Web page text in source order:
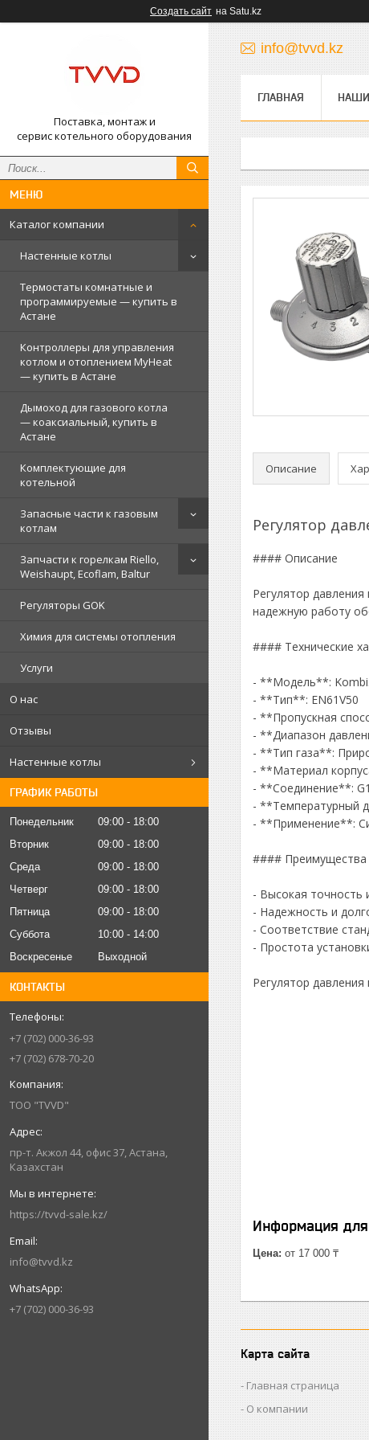
Создать сайт на Satu.kz
Поставка, монтаж и
сервис котельного оборудования
Каталог компании
Настенные котлы
Термостаты комнатные и
программируемые — купить в
Астане
Контроллеры для управления
котлом и отоплением MyHeat
— купить в Астане
Дымоход для газового котла
— коаксиальный, купить в
Астане
Комплектующие для
котельной
Запасные части к газовым
котлам
Запчасти к горелкам Riello,
Weishaupt, Ecoflam, Baltur
Регуляторы GOK
Химия для системы отопления
Услуги
О нас
Отзывы
Настенные котлы
ГРАФИК РАБОТЫ
Понедельник 09:00
18:00
Вторник
09:00
18:00
Среда
09:00
18:00
Четверг
09:00
18:00
Пятница
09:00
18:00
Суббота
10:00
14:00
Воскресенье
Выходной
КОНТАКТЫ
+7 (702) 000-36-93
+7 (702) 678-70-20
ТОО "TVVD"
пр-т. Акжол 44, офис 37, Астана,
Казахстан
https://tvvd-sale.kz/
info@tvvd.kz
+7 (702) 000-36-93
info@tvvd.kz
ГЛАВНАЯ
Описание
Регулятор
#### Описание
Регулятор
надежную работу
#### Технические
- **Модель**:
- **Тип**: EN61V50
- **Пропускная
- **Диапазон
- **Тип газа**:
- **Материал
- **Соединение**:
- **Температурный
- **Применение**:
#### Преимущества
- Высокая точность
- Надежность и
- Соответствие
- Простота
Регулятор
Информация для
Цена: от 17 000 ₸
Карта сайта
Главная страница
О компании